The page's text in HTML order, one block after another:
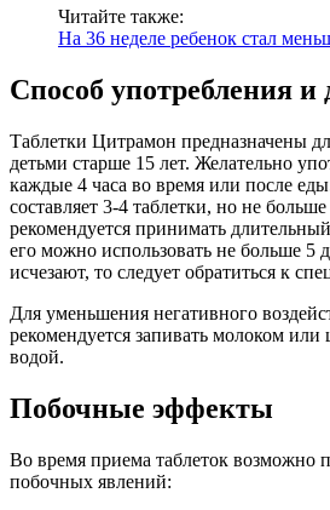
Читайте также:
На 36 неделе ребенок стал
Способ употребления и
Таблетки Цитрамон предназначены
детьми старше 15 лет. Желательно
каждые 4 часа во время или после
составляет 3-4 таблетки, но не
рекомендуется принимать
его можно использовать не больше 5
исчезают, то следует обратиться к
Для уменьшения негативного
рекомендуется запивать молоком
водой.
Побочные эффекты
Во время приема таблеток возможно
побочных явлений: